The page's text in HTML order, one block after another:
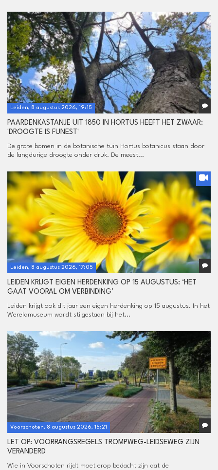
Leiden, 8 augustus 2026, 19:15
PAARDENKASTANJE UIT 1850 IN HORTUS HEEFT HET ZWAAR:
'DROOGTE IS FUNEST'
De grote bomen in de botanische tuin Hortus botanicus staan door
de langdurige droogte onder druk. De meest...
Leiden, 8 augustus 2026, 17:05
LEIDEN KRIJGT EIGEN HERDENKING OP 15 AUGUSTUS: ‘HET
GAAT VOORAL OM VERBINDING’
Leiden krijgt ook dit jaar een eigen herdenking op 15 augustus. In het
Wereldmuseum wordt stilgestaan bij het...
Voorschoten, 8 augustus 2026, 15:21
LET OP: VOORRANGSREGELS TROMPWEG-LEIDSEWEG ZIJN
VERANDERD
Wie in Voorschoten rijdt moet erop bedacht zijn dat de